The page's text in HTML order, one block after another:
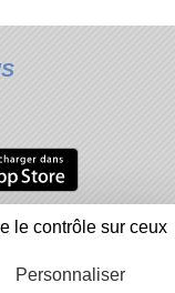
cookies
inapproprié
Connexion
le contrôle sur ceux
Personnaliser